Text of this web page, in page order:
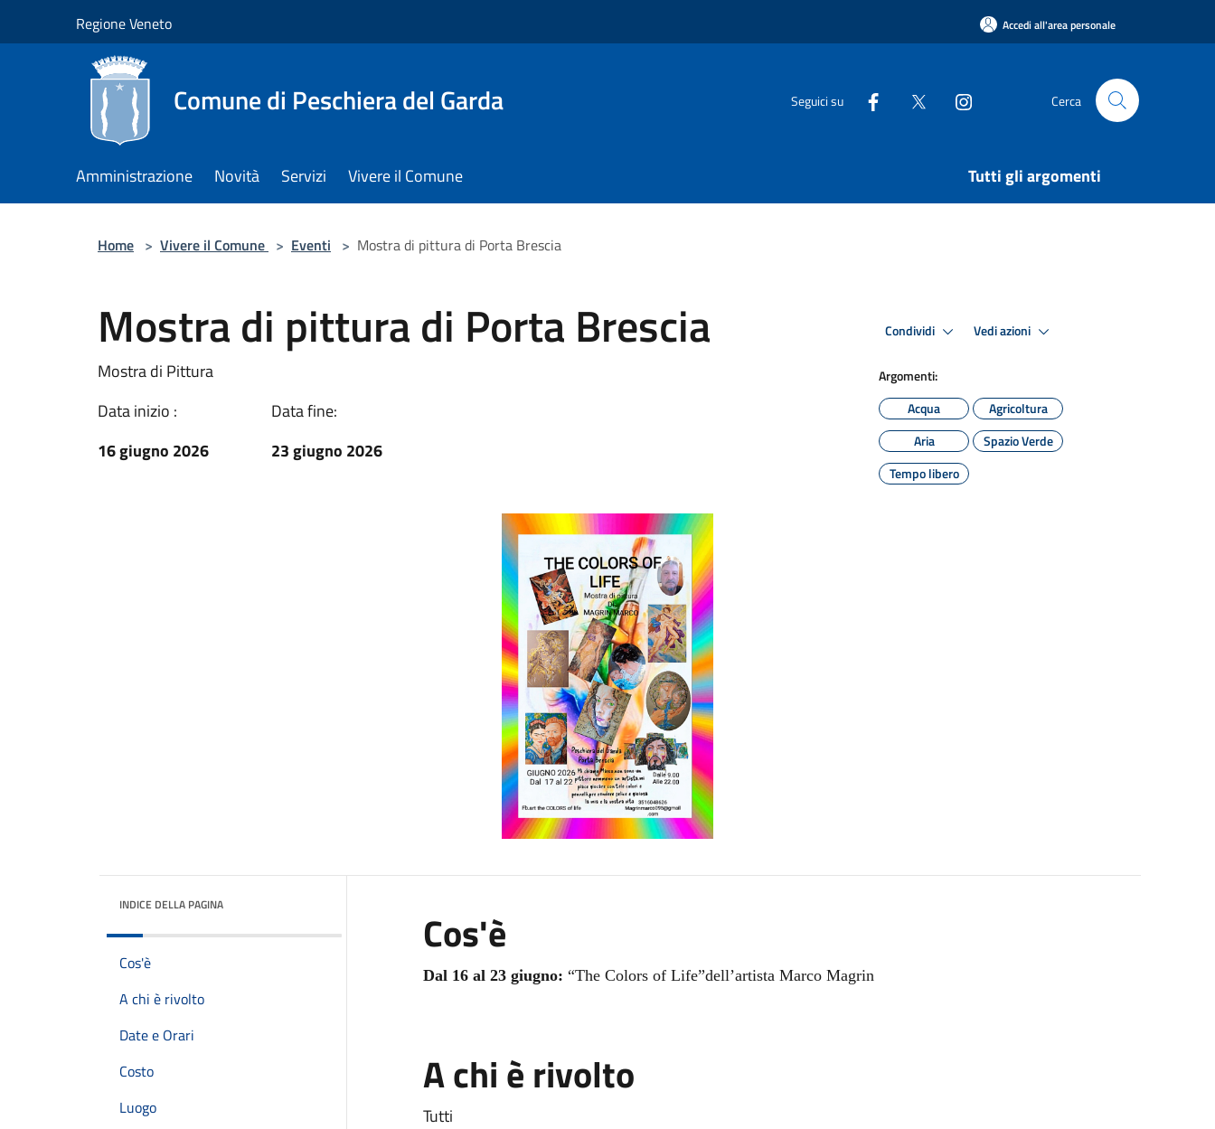
Regione Veneto Accedi all'area personale
Comune di Peschiera del Garda Seguici su Cerca
Amministrazione Novità Servizi Vivere il Comune Tutti gli argomenti
Home > Vivere il Comune > Eventi > Mostra di pittura di Porta Brescia
Mostra di pittura di Porta Brescia
Mostra di Pittura
Data inizio :
16 giugno 2026
Data fine:
23 giugno 2026
Condividi Vedi azioni
Argomenti:
Acqua
Agricoltura
Aria
Spazio Verde
Tempo libero
INDICE DELLA PAGINA
Cos'è
A chi è rivolto
Date e Orari
Costo
Luogo
Cos'è
Dal 16 al 23 giugno: “The Colors of Life”dell’artista Marco Magrin
A chi è rivolto
Tutti